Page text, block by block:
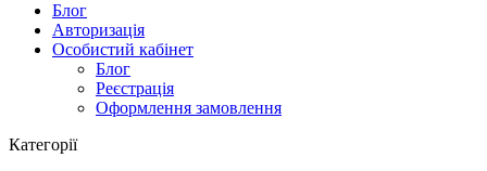
Блог
Авторизація
Особистий кабінет
Блог
Реєстрація
Оформлення замовлення
Категорії